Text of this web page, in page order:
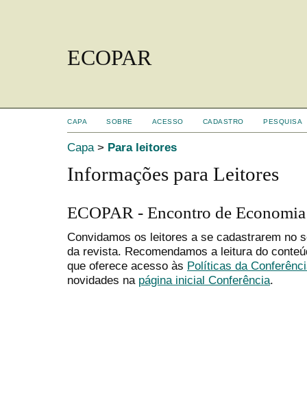
ECOPAR
CAPA SOBRE ACESSO CADASTRO PESQUISA
Capa> Para leitores
Informações para Leitores
ECOPAR - Encontro de Economia
Convidamos os leitores a se cadastrarem no
da revista. Recomendamos a leitura do
que oferece acesso às Políticas da
novidades na página inicial Conferência.